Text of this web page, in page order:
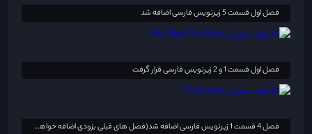
فصل اول قسمت 5 زیرنویس فارسی اضافه شد
فصل اول قسمت 1 و 2 زیرنویس فارسی قرار گرفت
فصل 4 قسمت 1 زیرنویس فارسی اضافه شد(فصل های قبلی بزودی اضافه خواهد شد)